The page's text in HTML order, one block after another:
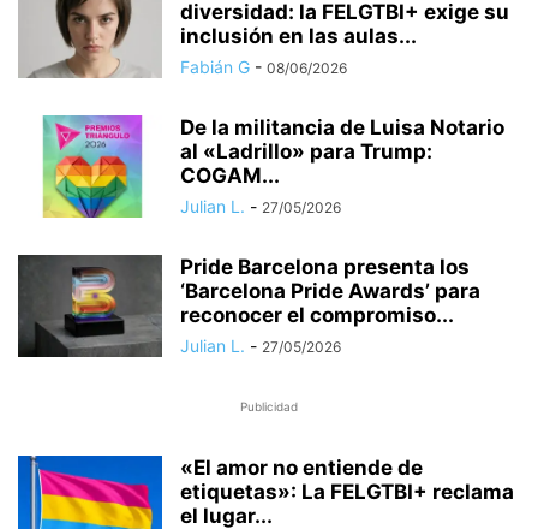
diversidad: la FELGTBI+ exige su
inclusión en las aulas...
Fabián G - 08/06/2026
​De la militancia de Luisa Notario
al «Ladrillo» para Trump:
COGAM...
Julian L. - 27/05/2026
Pride Barcelona presenta los
‘Barcelona Pride Awards’ para
reconocer el compromiso...
Julian L. - 27/05/2026
Publicidad
«El amor no entiende de
etiquetas»: La FELGTBI+ reclama
el lugar...